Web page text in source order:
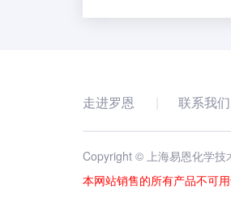
走进罗恩 联系我们
Copyright © 上海易恩化学技
本网站销售的所有产品不可